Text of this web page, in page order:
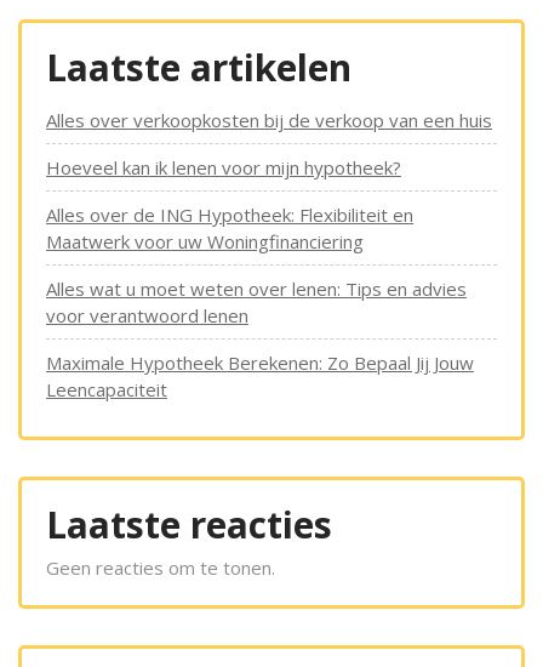
Laatste artikelen
Alles over verkoopkosten bij de verkoop van een huis
Hoeveel kan ik lenen voor mijn hypotheek?
Alles over de ING Hypotheek: Flexibiliteit en
Maatwerk voor uw Woningfinanciering
Alles wat u moet weten over lenen: Tips en advies
voor verantwoord lenen
Maximale Hypotheek Berekenen: Zo Bepaal Jij Jouw
Leencapaciteit
Laatste reacties
Geen reacties om te tonen.